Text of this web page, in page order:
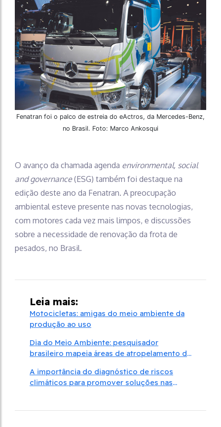
Fenatran foi o palco de estreia do eActros, da Mercedes-Benz,
no Brasil. Foto: Marco Ankosqui
O avanço da chamada agenda environmental, social
and governance(ESG) também foi destaque na
edição deste ano da Fenatran. A preocupação
ambiental esteve presente nas novas tecnologias,
com motores cada vez mais limpos, e discussões
sobre a necessidade de renovação da frota de
pesados, no Brasil.
Leia mais:
Motocicletas: amigas do meio ambiente da
produção ao uso
Dia do Meio Ambiente: pesquisador
brasileiro mapeia áreas de atropelamento de
A importância do diagnóstico de riscos
climáticos para promover soluções nas